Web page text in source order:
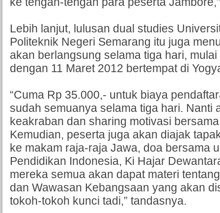
Lebih lanjut, lulusan dual studies
Politeknik Negeri Semarang itu juga
akan berlangsung selama tiga hari,
dengan 11 Maret 2012 bertempat di
“Cuma Rp 35.000,- untuk biaya
sudah semuanya selama tiga hari. Nanti
keakraban dan sharing motivasi
Kemudian, peserta juga akan diajak
ke makam raja-raja Jawa, doa bersama
Pendidikan Indonesia, Ki Hajar
mereka semua akan dapat materi
dan Wawasan Kebangsaan yang akan
tokoh-tokoh kunci tadi,” tandasnya.